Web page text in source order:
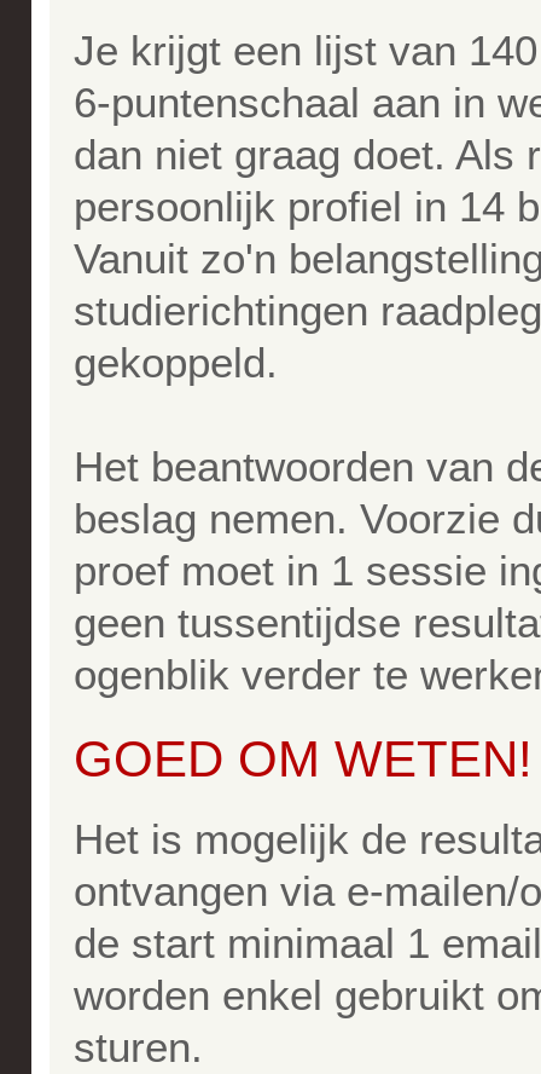
Je krijgt een lijst van
6-puntenschaal aan in
dan niet graag doet. Als
persoonlijk profiel in 14
Vanuit zo'n
studierichtingen
gekoppeld.
Het beantwoorden van
beslag nemen. Voorzie
proef moet in 1 sessie
geen tussentijdse
ogenblik verder te
GOED OM WETEN!
Het is mogelijk de
ontvangen via e-
de start minimaal 1
worden enkel gebruikt
sturen.